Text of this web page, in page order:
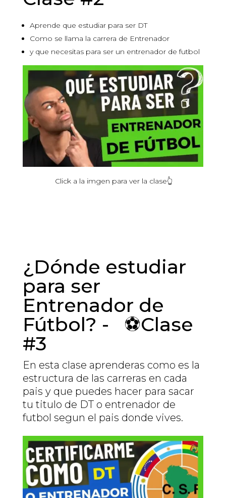
Click a la imgen para ver la clase👆
Aprende que estudiar para ser DT
Como se llama la carrera de Entrenador
y que necesitas para ser un entrenador de futbol
¿Dónde estudiar
para ser
Entrenador de
Fútbol? - ⚽Clase
#3
En esta clase aprenderas como es la
estructura de las carreras en cada
pais y que puedes hacer para sacar
tu titulo de DT o entrenador de
futbol segun el pais donde vives.